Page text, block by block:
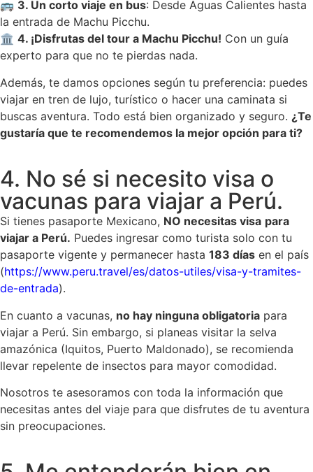
🚌 3. Un corto viaje en bus: Desde Aguas Calientes hasta
la entrada de Machu Picchu.
🏛️ 4. ¡Disfrutas del tour a Machu Picchu! Con un guía
experto para que no te pierdas nada.
Además, te damos opciones según tu preferencia: puedes
viajar en tren de lujo, turístico o hacer una caminata si
buscas aventura. Todo está bien organizado y seguro. ¿Te
gustaría que te recomendemos la mejor opción para ti?
4. No sé si necesito visa o
vacunas para viajar a Perú.
Si tienes pasaporte Mexicano, NO necesitas visa para
viajar a Perú. Puedes ingresar como turista solo con tu
pasaporte vigente y permanecer hasta 183 días en el país
(https://www.peru.travel/es/datos-utiles/visa-y-tramites-
de-entrada).
En cuanto a vacunas, no hay ninguna obligatoria para
viajar a Perú. Sin embargo, si planeas visitar la selva
amazónica (Iquitos, Puerto Maldonado), se recomienda
llevar repelente de insectos para mayor comodidad.
Nosotros te asesoramos con toda la información que
necesitas antes del viaje para que disfrutes de tu aventura
sin preocupaciones.